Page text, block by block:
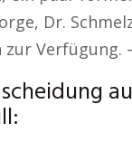
Dr.
Verfügung.